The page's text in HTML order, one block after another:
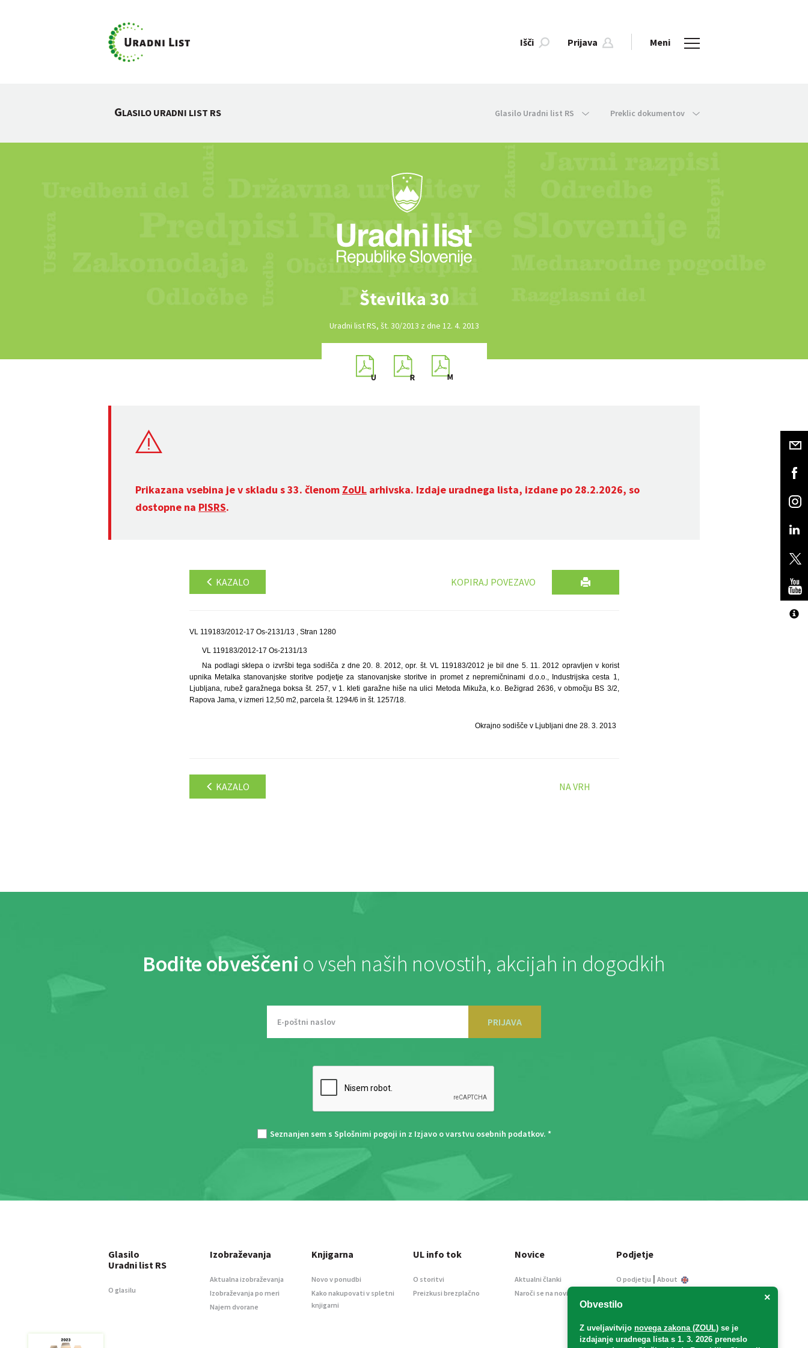
Išči Prijava Meni
GLASILO URADNI LIST RS Glasilo Uradni list RS Preklic dokumentov
Številka 30
Uradni list RS, št. 30/2013 z dne 12. 4. 2013
Prikazana vsebina je v skladu s 33. členom ZoUL arhivska. Izdaje uradnega lista, izdane po 28.2.2026, so
dostopne na PISRS.
KAZALO KOPIRAJ POVEZAVO
VL 119183/2012-17 Os-2131/13 , Stran 1280
VL 119183/2012-17 Os-2131/13
Na podlagi sklepa o izvršbi tega sodišča z dne 20. 8. 2012, opr. št. VL 119183/2012 je bil dne 5. 11. 2012 opravljen v korist
upnika Metalka stanovanjske storitve podjetje za stanovanjske storitve in promet z nepremičninami d.o.o., Industrijska cesta 1,
Ljubljana, rubež garažnega boksa št. 257, v 1. kleti garažne hiše na ulici Metoda Mikuža, k.o. Bežigrad 2636, v območju BS 3/2,
Rapova Jama, v izmeri 12,50 m2, parcela št. 1294/6 in št. 1257/18.
Okrajno sodišče v Ljubljani dne 28. 3. 2013
KAZALO NA VRH
Bodite obveščeni o vseh naših novostih, akcijah in dogodkih
PRIJAVA
Seznanjen sem s Splošnimi pogoji in z Izjavo o varstvu osebnih podatkov. *
×
Obvestilo
Z uveljavitvijo novega zakona (ZOUL) se je
izdajanje uradnega lista s 1. 3. 2026 preneslo
Glasilo
Uradni list RS
O glasilu
Izobraževanja
Aktualna izobraževanja
Izobraževanja po meri
Najem dvorane
Knjigarna
Novo v ponudbi
Kako nakupovati v spletni
knjigarni
UL info tok
O storitvi
Preizkusi brezplačno
Novice
Aktualni članki
Naroči se na novice
Podjetje
O podjetju | About
Informacije javnega
Oglaševanje